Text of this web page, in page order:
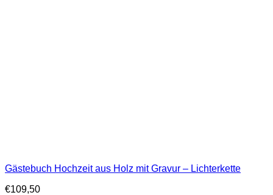
Gästebuch Hochzeit aus Holz mit Gravur – Lichterkette
€109,50